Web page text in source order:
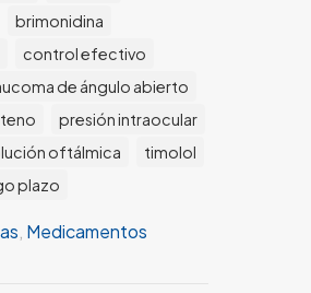
Medicamentos
brimonidina
control efectivo
de ángulo abierto
presión intraocular
oftálmica
timolol
plazo